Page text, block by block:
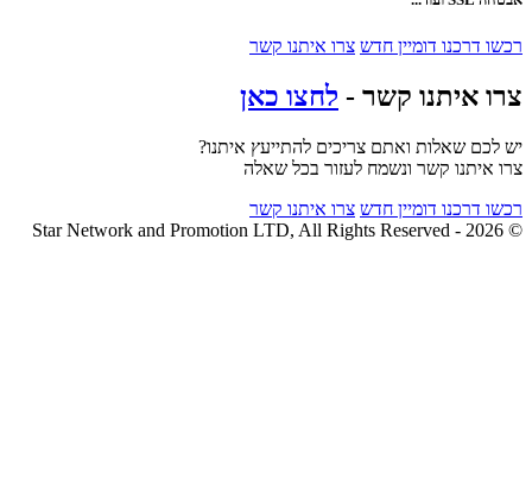
רכשו דרכנו דומיין חדש צרו איתנו קשר
צרו איתנו קשר - לחצו כאן
יש לכם שאלות ואתם צריכים להתייעץ איתנו?
צרו איתנו קשר ונשמח לעזור בכל שאלה
רכשו דרכנו דומיין חדש צרו איתנו קשר
© 2026 - Star Network and Promotion LTD, All Rights Reserved